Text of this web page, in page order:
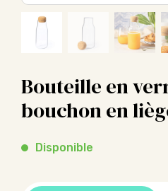
Bouteille en
bouchon en
Disponible